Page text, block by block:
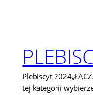
Plebiscyt
tej kategorii